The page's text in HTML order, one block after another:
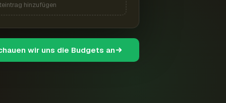
hinzufügen
wir uns die Budgets an